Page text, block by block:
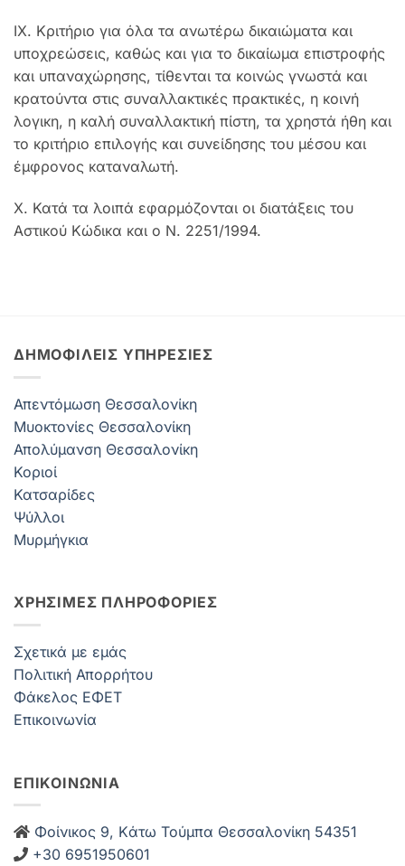
ΙΧ. Κριτήριο για όλα τα ανωτέρω δικαιώματα και
υποχρεώσεις, καθώς και για το δικαίωμα επιστροφής
και υπαναχώρησης, τίθενται τα κοινώς γνωστά και
κρατούντα στις συναλλακτικές πρακτικές, η κοινή
λογικη, η καλή συναλλακτική πίστη, τα χρηστά ήθη και
το κριτήριο επιλογής και συνείδησης του μέσου και
έμφρονος καταναλωτή.
Χ. Κατά τα λοιπά εφαρμόζονται οι διατάξεις του
Αστικού Κώδικα και ο Ν. 2251/1994.
ΔΗΜΟΦΙΛΕΊΣ ΥΠΗΡΕΣΊΕΣ
Απεντόμωση Θεσσαλονίκη
Μυοκτονίες Θεσσαλονίκη
Απολύμανση Θεσσαλονίκη
Κοριοί
Κατσαρίδες
Ψύλλοι
Μυρμήγκια
ΧΡΗΣΙΜΕΣ ΠΛΗΡΟΦΟΡΙΕΣ
Σχετικά με εμάς
Πολιτική Απορρήτου
Φάκελος ΕΦΕΤ
Επικοινωνία
ΕΠΙΚΟΙΝΩΝΙΑ
Φοίνικος 9, Kάτω Τούμπα Θεσσαλονίκη 54351
+30 6951950601